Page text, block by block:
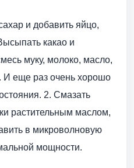
и добавить яйцо,
какао и
муку, молоко, масло,
И еще раз очень хорошо
2. Смазать
растительным маслом,
в микроволновую
мощности.